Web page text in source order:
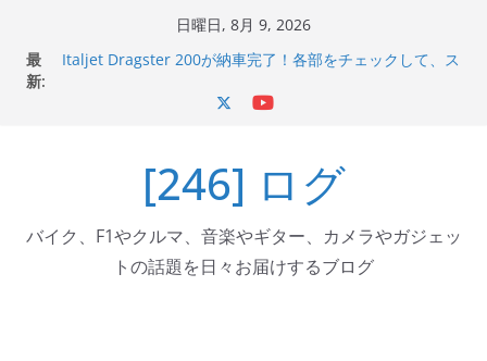
日曜日, 8月 9, 2026
最
新:
Italjet Dragster 200が納車完了！各部をチェックして、ス
器エフェクターが返礼品でもらえる！
Italjet Dragster 200のフロントISSサスの動きが判ったら
コーナリングが楽しくなった
[246] ログ
バイク、F1やクルマ、音楽やギター、カメラやガジェッ
トの話題を日々お届けするブログ